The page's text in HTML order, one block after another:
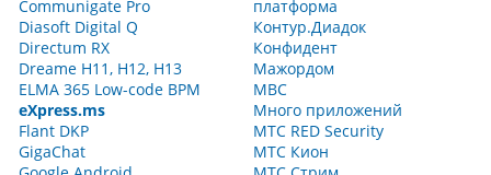
Communigate Pro
Diasoft Digital Q
Directum RX
Dreame H11, H12, H13
ELMA 365 Low-code BPM
eXpress.ms
Flant DKP
GigaChat
платформа
Контур.Диадок
Конфидент
Мажордом
МВС
Много приложений
МТС RED Security
МТС Кион